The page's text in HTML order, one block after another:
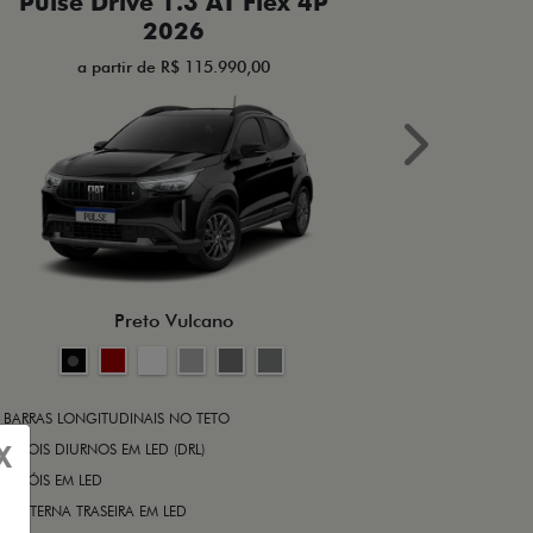
2026
a partir de R$ 115.990,00
Preto Vulcano
BARRAS LONGITUDINAIS NO TETO
FAROIS DIURNOS EM LED (DRL)
FARÓIS EM LED
LANTERNA TRASEIRA EM LED
Next